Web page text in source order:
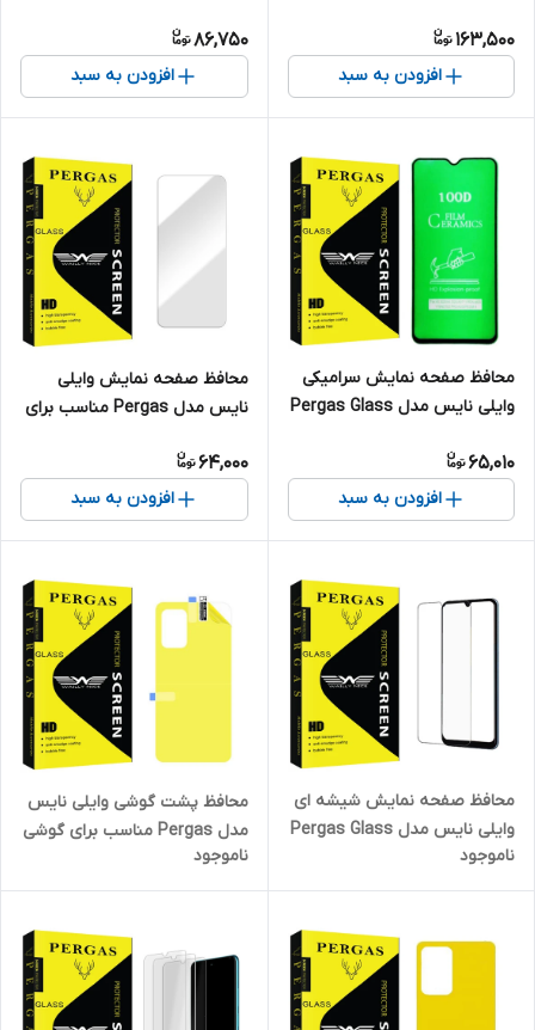
موبایل سامسونگ Galaxy A50
163,500
افزودن به سبد
پلاس X20
86,750
افزودن به سبد
محافظ صفحه نمایش سرامیکی
وایلی نایس مدل Pergas Glass
سامسونگ Galaxy A20s
65,010
افزودن به سبد
محافظ صفحه نمایش وایلی
نایس مدل Pergas مناسب برای
Pro
64,000
افزودن به سبد
محافظ صفحه نمایش شیشه ای
وایلی نایس مدل Pergas Glass
مناسب برای گوشی موبایل
سامسونگ A50 / M31
ناموجود
محافظ پشت گوشی وایلی نایس
مدل Pergas مناسب برای گوشی
5G
ناموجود